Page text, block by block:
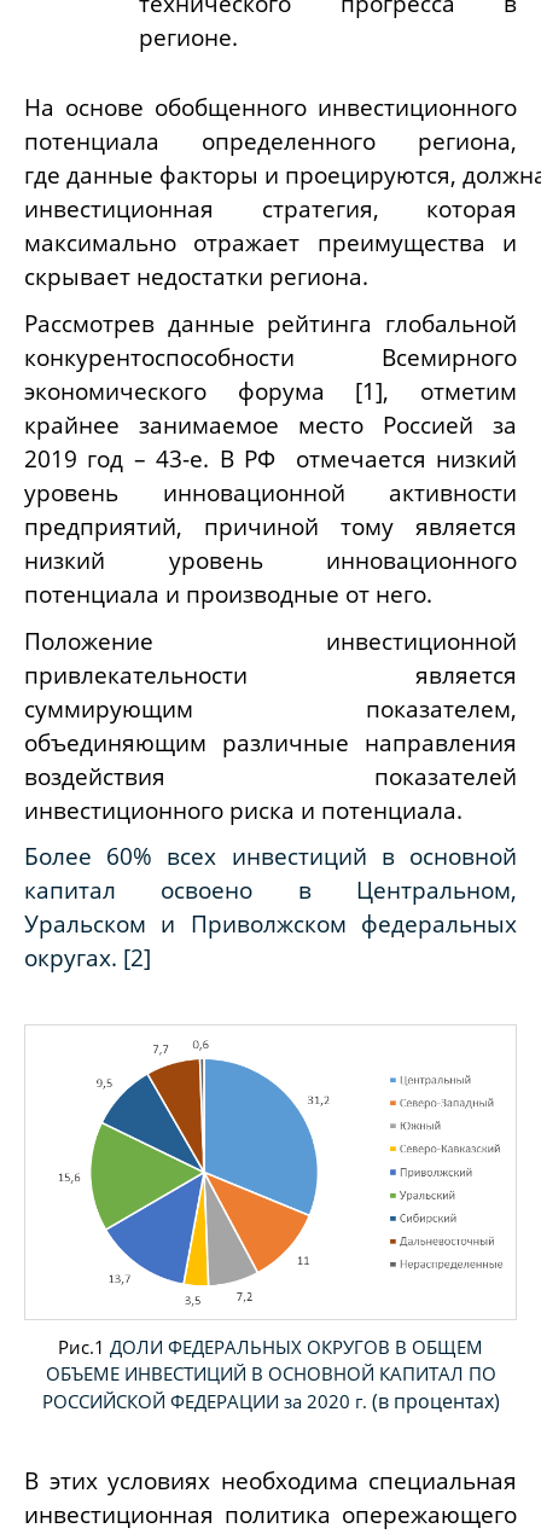
регионе.
На основе обобщенного инвестиционного
потенциала определенного региона,
где данные факторы и проецируются,
инвестиционная стратегия, которая
максимально отражает преимущества и
скрывает недостатки региона.
Рассмотрев данные рейтинга глобальной
конкурентоспособности Всемирного
экономического форума [1], отметим
крайнее занимаемое место Россией за
2019 год – 43-е. В РФ отмечается низкий
уровень инновационной активности
предприятий, причиной тому является
низкий уровень инновационного
потенциала и производные от него.
Положение инвестиционной
привлекательности является
суммирующим показателем,
объединяющим различные направления
воздействия показателей
инвестиционного риска и потенциала.
Более 60% всех инвестиций в основной
капитал освоено в Центральном,
Уральском и Приволжском федеральных
округах. [2]
Рис.1 ДОЛИ ФЕДЕРАЛЬНЫХ ОКРУГОВ В ОБЩЕМ
ОБЪЕМЕ ИНВЕСТИЦИЙ В ОСНОВНОЙ КАПИТАЛ ПО
РОССИЙСКОЙ ФЕДЕРАЦИИ за 2020 г. (в процентах)
В этих условиях необходима специальная
инвестиционная политика опережающего